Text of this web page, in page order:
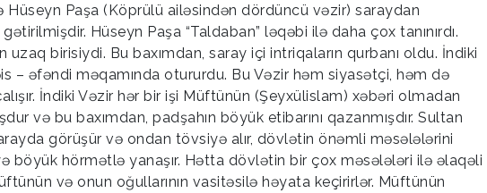
Paşa (Köprülü ailəsindən dördüncü vəzir) saraydan
Hüseyn Paşa “Taldaban” ləqəbi ilə daha çox tanınırdı.
birisiydi. Bu baxımdan, saray içi intriqaların qurbanı oldu. İndiki
– əfəndi məqamında otururdu. Bu Vəzir həm siyasətçi, həm də
İndiki Vəzir hər bir işi Müftünün (Şeyxülislam) xəbəri olmadan
və bu baxımdan, padşahın böyük etibarını qazanmışdır. Sultan
görüşür və ondan tövsiyə alır, dövlətin önəmli məsələlərini
böyük hörmətlə yanaşır. Hətta dövlətin bir çox məsələləri ilə əlaqəli
və onun oğullarının vasitəsilə həyata keçirirlər. Müftünün